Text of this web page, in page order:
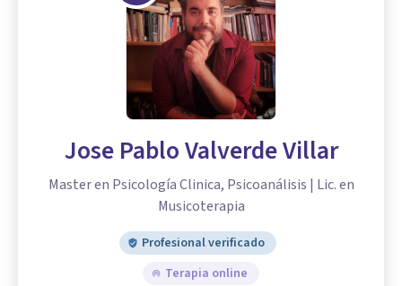
Jose Pablo Valverde Villar
Master en Psicología Clinica, Psicoanálisis | Lic. en
Musicoterapia
Profesional verificado
Terapia online